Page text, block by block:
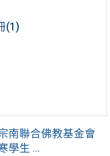
(1)
南聯合佛教基金會
學生 ...